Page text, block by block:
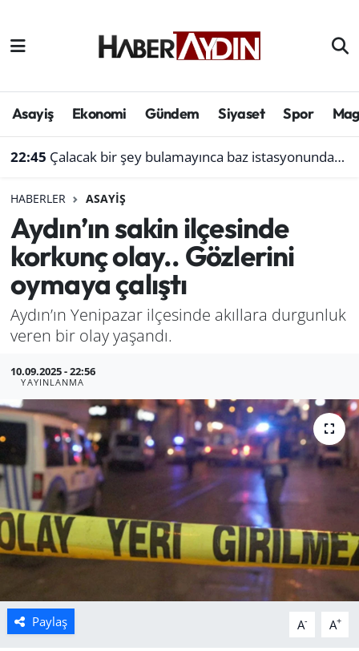
Asayiş Ekonomi Gündem Siyaset Spor
22:45 Çalacak bir şey bulamayınca baz istasyonundan akü çaldı
HABERLER ASAYIŞ
Aydın’ın sakin ilçesinde
korkunç olay.. Gözlerini
oymaya çalıştı
Aydın’ın Yenipazar ilçesinde akıllara durgunluk
veren bir olay yaşandı.
10.09.2025 - 22:56
YAYINLANMA
Paylaş A- A+
Afyonkarahisar
Çevre
Genel
Haber
Izmir
Kütahya
Manisa
Muğla
Politika
Uşak
Aydın Hava Durumu
Süper Lig Puan Durumu ve Fikstür
Son Dakika Haberleri
Haber Arşivi